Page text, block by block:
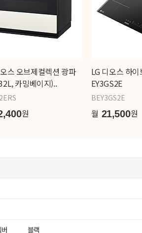
스 오브제컬렉션 광파
카밍베이지)..
원
LG 디오스 하
EY3GS2E
BEY3GS2E
월 21,500원
블랙